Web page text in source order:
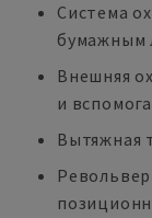
Система
бумажным
Внешняя
и
Вытяжная